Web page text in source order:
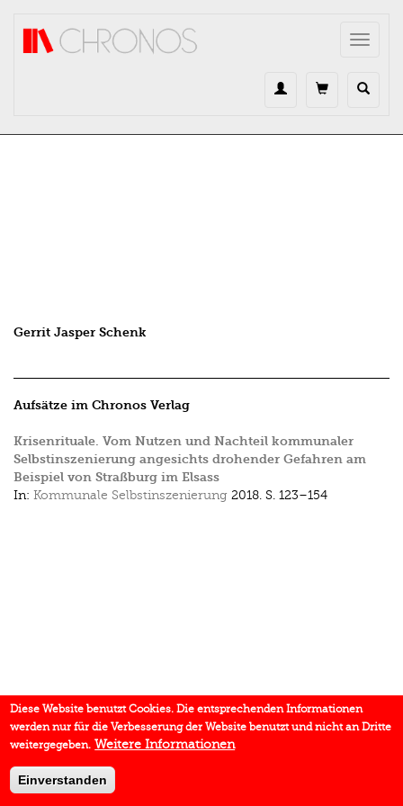
Toggle
Gerrit Jasper Schenk
Aufsätze im Chronos Verlag
Krisenrituale. Vom Nutzen und Nachteil kommunaler
Selbstinszenierung angesichts drohender Gefahren am
Beispiel von Straßburg im Elsass
In: Kommunale Selbstinszenierung 2018. S. 123–154
Diese Website benutzt Cookies. Die entsprechenden Informationen
werden nur für die Verbesserung der Website benutzt und nicht an Dritte
weitergegeben. Weitere Informationen
Einverstanden